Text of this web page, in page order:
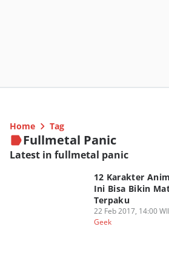
Home Tag
Fullmetal Panic
Latest in fullmetal panic
12 Karakter
Ini Bisa Bikin
Terpaku
22 Feb 2017, 14:00
Geek